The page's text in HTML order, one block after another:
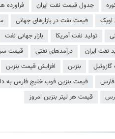
جدول قیمت نفت ایران فراورده
اوپک قیمت نفت در بازارهای جهانی
تولید نفت آمریکا بازار جهانی نفت
نفت ایران درآمدهای نفتی قیمت
بنزين افزایش قیمت بنزین
قیمت بنزین فوب خلیج فارس به
قیمت هر لیتر بنزین امروز